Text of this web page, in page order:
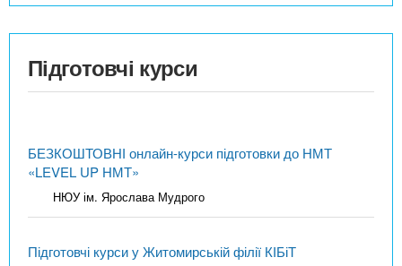
Підготовчі курси
БЕЗКОШТОВНІ онлайн-курси підготовки до НМТ
«LEVEL UP НМТ»
НЮУ ім. Ярослава Мудрого
Підготовчі курси у Житомирській філії КІБіТ